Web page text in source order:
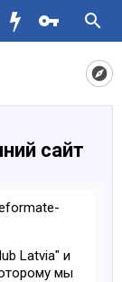
сайт
Latvia" и
мы